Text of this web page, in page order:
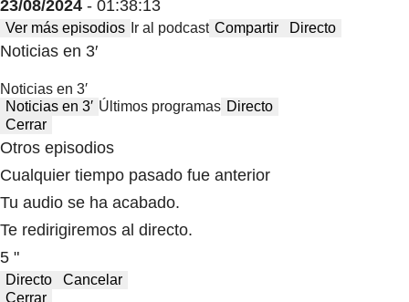
23/08/2024 - 01:38:13
Ver más episodios Ir al podcast Compartir Directo
Noticias en 3′
Noticias en 3′
Noticias en 3′ Últimos programas Directo
Cerrar
Otros episodios
Cualquier tiempo pasado fue anterior
Tu audio se ha acabado.
Te redirigiremos al directo.
5 "
Directo
Cancelar
Cerrar